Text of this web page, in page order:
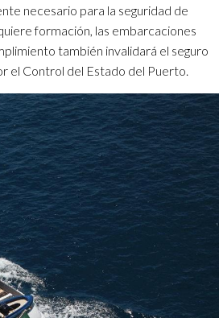
necesario para la seguridad de
formación, las embarcaciones
también invalidará el seguro
el Control del Estado del Puerto.